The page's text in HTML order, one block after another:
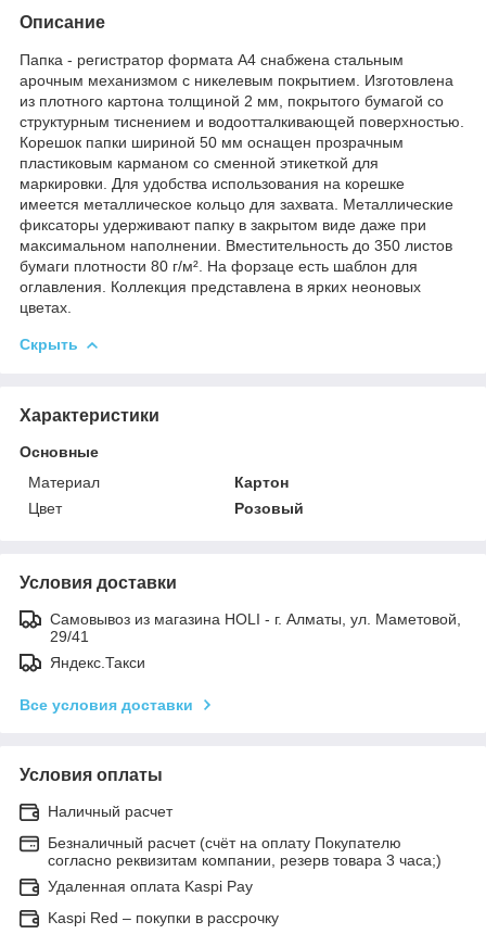
Описание
Папка - регистратор формата А4 снабжена стальным
арочным механизмом с никелевым покрытием. Изготовлена
из плотного картона толщиной 2 мм, покрытого бумагой со
структурным тиснением и водоотталкивающей поверхностью.
Корешок папки шириной 50 мм оснащен прозрачным
пластиковым карманом со сменной этикеткой для
маркировки. Для удобства использования на корешке
имеется металлическое кольцо для захвата. Металлические
фиксаторы удерживают папку в закрытом виде даже при
максимальном наполнении. Вместительность до 350 листов
бумаги плотности 80 г/м². На форзаце есть шаблон для
оглавления. Коллекция представлена в ярких неоновых
цветах.
Скрыть
Характеристики
Основные
Материал
Картон
Цвет
Розовый
Условия доставки
Самовывоз из магазина HOLI - г. Алматы, ул. Маметовой,
29/41
Яндекс.Такси
Все условия доставки
Условия оплаты
Наличный расчет
Безналичный расчет (счёт на оплату Покупателю
согласно реквизитам компании, резерв товара 3 часа;)
Удаленная оплата Kaspi Pay
Kaspi Red – покупки в рассрочку